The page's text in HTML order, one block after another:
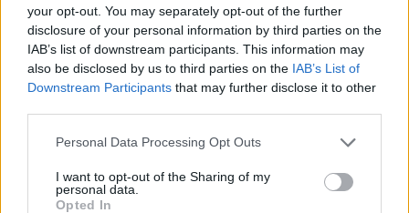
your opt-out. You may separately opt-out of the further
disclosure of your personal information by third parties on the
IAB’s list of downstream participants. This information may
also be disclosed by us to third parties on the IAB’s List of
Downstream Participants that may further disclose it to other
Personal Data Processing Opt Outs
I want to opt-out of the Sharing of my
personal data.
Opted In